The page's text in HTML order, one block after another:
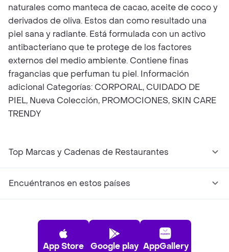
naturales como manteca de cacao, aceite de coco y
derivados de oliva. Estos dan como resultado una
piel sana y radiante. Está formulada con un activo
antibacteriano que te protege de los factores
externos del medio ambiente. Contiene finas
fragancias que perfuman tu piel. Información
adicional Categorías: CORPORAL, CUIDADO DE
PIEL, Nueva Colección, PROMOCIONES, SKIN CARE
TRENDY
Top Marcas y Cadenas de Restaurantes
Encuéntranos en estos países
App Store Google play AppGallery